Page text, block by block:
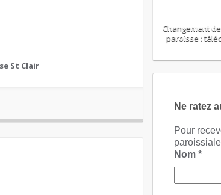
St Clair
Changement
paroisse :
Ne ratez
Pour
Nom *